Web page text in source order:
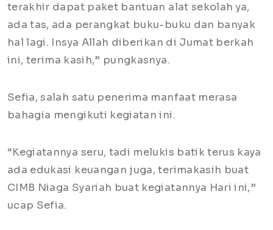
terakhir dapat paket bantuan alat sekolah ya,
ada tas, ada perangkat buku-buku dan banyak
hal lagi. Insya Allah diberikan di Jumat berkah
ini, terima kasih,” pungkasnya.
Sefia, salah satu penerima manfaat merasa
bahagia mengikuti kegiatan ini.
“Kegiatannya seru, tadi melukis batik terus kaya
ada edukasi keuangan juga, terimakasih buat
CIMB Niaga Syariah buat kegiatannya Hari ini,”
ucap Sefia.